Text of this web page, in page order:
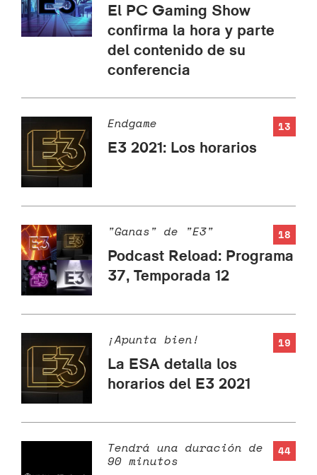
El PC Gaming Show
confirma la hora y parte
del contenido de su
conferencia
13
Endgame
E3 2021: Los horarios
18
"Ganas" de "E3"
Podcast Reload: Programa
37, Temporada 12
19
¡Apunta bien!
La ESA detalla los
horarios del E3 2021
44
Tendrá una duración de
90 minutos